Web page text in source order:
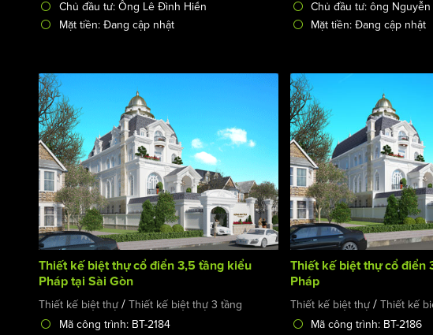
Chủ đầu tư: Ông Lê Đình Hiển
Mặt tiền: Đang cập nhật
Chủ đầu tư: ông Nguyễn
Mặt tiền: Đang cập nhật
Thiết kế biệt thự cổ điển 3,5 tầng kiểu
Pháp tại Sài Gòn
Thiết kế biệt thự/ Thiết kế biệt thự 3 tầng
Mã công trình: BT-2184
Thiết kế biệt thự cổ điển
Pháp
Thiết kế biệt thự/ Thiết kế
Mã công trình: BT-2186